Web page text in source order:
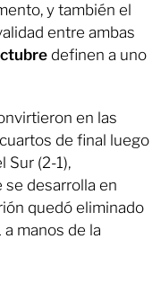
y también el
entre ambas
definen a uno
en las
de final luego
Sur (2-1),
desarrolla en
quedó eliminado
manos de la